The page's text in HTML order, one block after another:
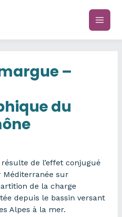
main
–
du
de l’effet conjugué
Méditerranée sur
de la charge
depuis le bassin versant
Alpes à la mer.